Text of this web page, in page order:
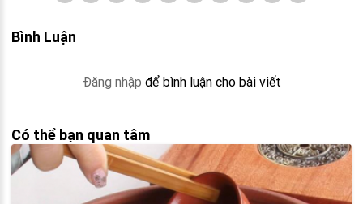
Bình Luận
Đăng nhập để bình luận cho bài viết
Có thể bạn quan tâm